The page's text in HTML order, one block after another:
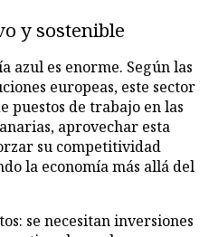
y sostenible
azul es enorme. Según las
europeas, este sector
puestos de trabajo en las
aprovechar esta
su competitividad
la economía más allá del
se necesitan inversiones